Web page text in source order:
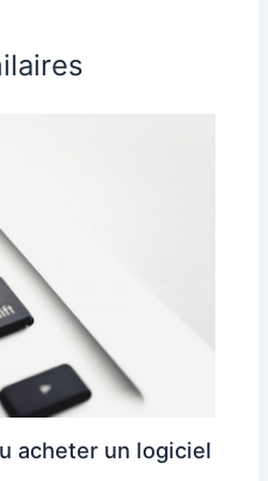
acheter un logiciel